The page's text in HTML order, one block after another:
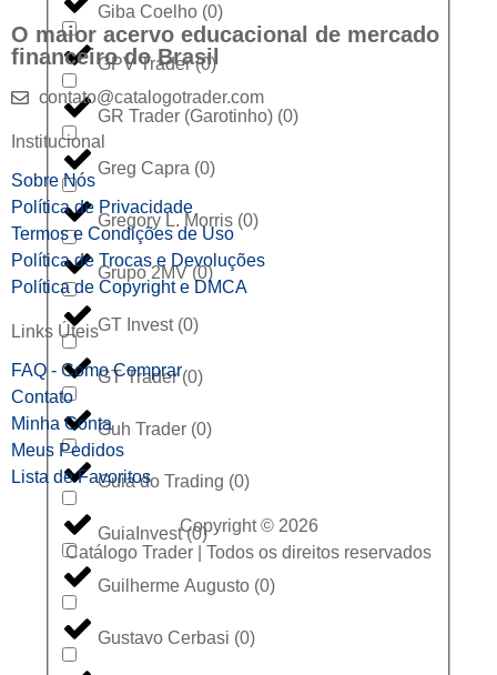
Giba Coelho (0)
GPV Trader(0)
GR Trader (Garotinho) (0)
Greg Capra (0)
Gregory L. Morris (0)
Grupo 2MV(0)
GT Invest (0)
GT Trader(0)
Guh Trader (0)
Guia do Trading (0)
GuiaInvest(0)
Guilherme Augusto (0)
Gustavo Cerbasi (0)
O maior acervo educacional de mercado
financeiro do Brasil
contato@catalogotrader.com
Institucional
Sobre Nós
Política de Privacidade
Termos e Condições de Uso
Política de Trocas e Devoluções
Política de Copyright e DMCA
Links Úteis
FAQ - Como Comprar
Contato
Minha Conta
Meus Pedidos
Lista de Favoritos
Copyright © 2026
Catálogo Trader | Todos os direitos reservados